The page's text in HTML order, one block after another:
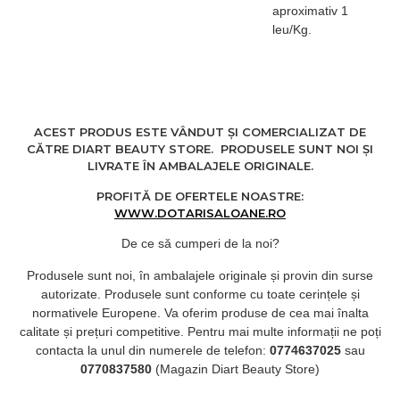
aproximativ 1
leu/Kg.
ACEST PRODUS ESTE VÂNDUT ȘI COMERCIALIZAT DE
CĂTRE DIART BEAUTY STORE. PRODUSELE SUNT NOI ȘI
LIVRATE ÎN AMBALAJELE ORIGINALE.
PROFITĂ DE OFERTELE NOASTRE:
WWW.DOTARISALOANE.RO
De ce să cumperi de la noi?
Produsele sunt noi, în ambalajele originale și provin din surse
autorizate. Produsele sunt conforme cu toate cerințele și
normativele Europene. Va oferim produse de cea mai înalta
calitate și prețuri competitive. Pentru mai multe informații ne poți
contacta la unul din numerele de telefon: 0774637025 sau
0770837580 (Magazin Diart Beauty Store)